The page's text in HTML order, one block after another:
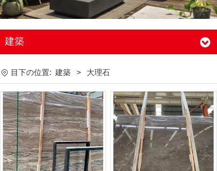
建築
目下の位置: 建築 > 大理石